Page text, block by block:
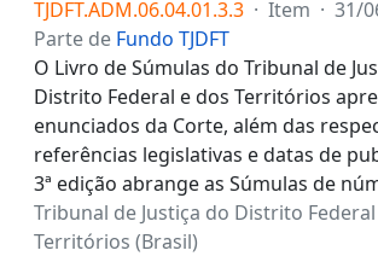
TJDFT.ADM.06.04.01.3.3 · Item · 31/
Parte de Fundo TJDFT
O Livro de Súmulas do Tribunal de
Distrito Federal e dos Territórios
enunciados da Corte, além das
referências legislativas e datas de
3ª edição abrange as Súmulas de
Tribunal de Justiça do Distrito
Territórios (Brasil)